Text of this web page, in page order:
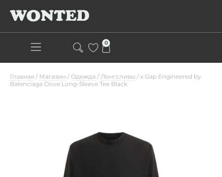
0
Главная / Магазин / Одежда / Лонгсливы / x Gap Engineered by
Balenciaga Dove Long-Sleeve Tee Black